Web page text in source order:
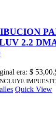
2.2
era: $ 53,00.
Quick View